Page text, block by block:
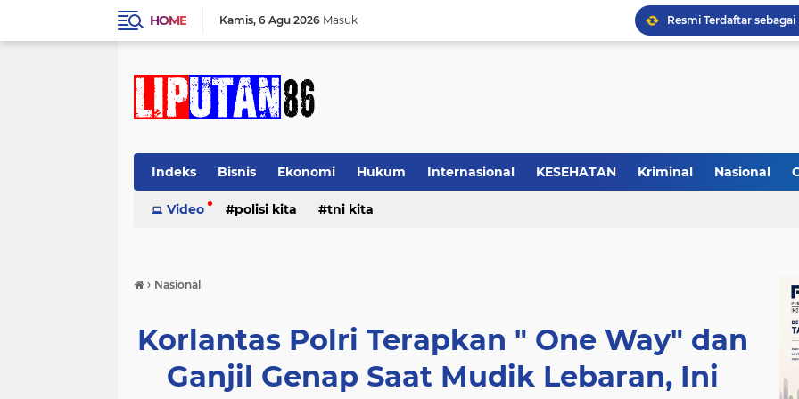
HOME Kamis 6 Agu 2026 Masuk
Indeks Bisnis Ekonomi Hukum Internasional KESEHATAN Kriminal Nasional
Video polisi kita tni kita
› Nasional
Korlantas Polri Terapkan " One Way" dan
Ganjil Genap Saat Mudik Lebaran, Ini